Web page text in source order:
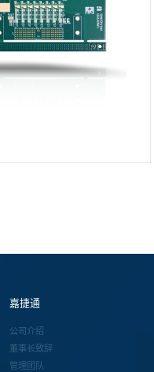
嘉捷通
公司介绍
董事长致辞
管理团队